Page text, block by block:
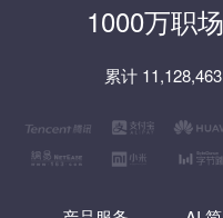
1000万职
累计